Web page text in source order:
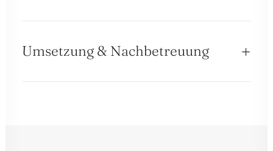
Umsetzung & Nachbetreuung